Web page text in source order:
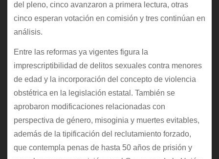
del pleno, cinco avanzaron a primera lectura, otras
cinco esperan votación en comisión y tres continúan en
análisis.
Entre las reformas ya vigentes figura la
imprescriptibilidad de delitos sexuales contra menores
de edad y la incorporación del concepto de violencia
obstétrica en la legislación estatal. También se
aprobaron modificaciones relacionadas con
perspectiva de género, misoginia y muertes evitables,
además de la tipificación del reclutamiento forzado,
que contempla penas de hasta 50 años de prisión y